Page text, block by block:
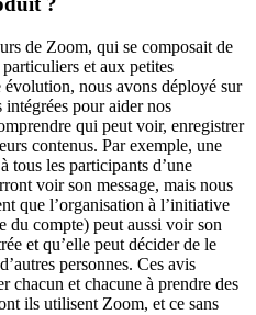
de Zoom, qui se composait de
et aux petites
évolution, nous avons déployé sur
pour aider nos
qui peut voir, enregistrer
contenus. Par exemple, une
tous les participants d’une
voir son message, mais nous
que l’organisation à l’initiative
du compte) peut aussi voir son
et qu’elle peut décider de le
personnes. Ces avis
chacun et chacune à prendre des
ils utilisent Zoom, et ce sans